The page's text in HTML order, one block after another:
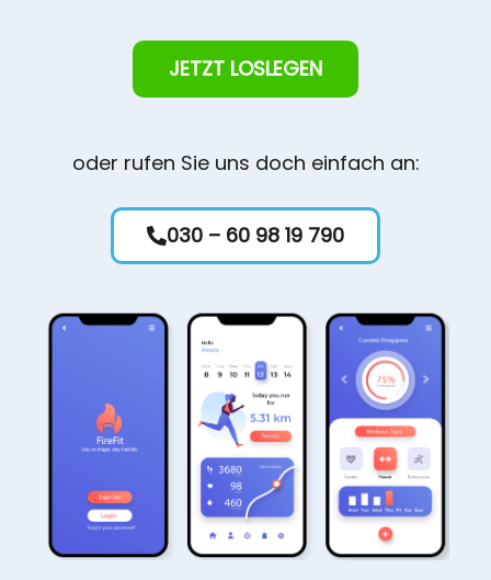
JETZT LOSLEGEN
oder rufen Sie uns doch einfach an:
030 – 60 98 19 790